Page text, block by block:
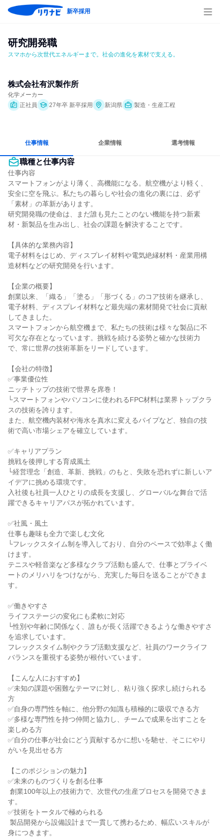
新卒採用
研究開発職
スマホから次世代エネルギーまで。社会の進化を素材で支える。
株式会社有沢製作所
化学メーカー
正社員
27年卒 新卒採用 新潟県 製造・生産工程
仕事情報 企業情報 選考情報
職種と仕事内容
仕事内容
スマートフォンがより薄く、高機能になる。航空機がより軽く、
安全に空を飛ぶ。私たちの暮らしや社会の進化の裏には、必ず
「素材」の革新があります。
研究開発職の使命は、まだ誰も見たことのない機能を持つ新素
材・新製品を生み出し、社会の課題を解決することです。
【具体的な業務内容】
電子材料をはじめ、ディスプレイ材料や電気絶縁材料・産業用構
造材料などの研究開発を行います。
【企業の概要】
創業以来、「織る」「塗る」「形づくる」のコア技術を継承し、
電子材料、ディスプレイ材料など最先端の素材開発で社会に貢献
してきました。
スマートフォンから航空機まで、私たちの技術は様々な製品に不
可欠な存在となっています。挑戦を続ける姿勢と確かな技術力
で、常に世界の技術革新をリードしています。
【会社の特徴】
✅事業優位性
ニッチトップの技術で世界を席巻！
└スマートフォンやパソコンに使われるFPC材料は業界トップクラ
スの技術を誇ります。
また、航空機内装材や海水を真水に変えるパイプなど、独自の技
術で高い市場シェアを確立しています。
✅キャリアプラン
挑戦を後押しする育成風土
└経営理念「創造、革新、挑戦」のもと、失敗を恐れずに新しいア
イデアに挑める環境です。
入社後も社員一人ひとりの成長を支援し、グローバルな舞台で活
躍できるキャリアパスが拓かれています。
✅社風・風土
仕事も趣味も全力で楽しむ文化
└フレックスタイム制を導入しており、自分のペースで効率よく働
けます。
テニスや軽音楽など多様なクラブ活動も盛んで、仕事とプライベ
ートのメリハリをつけながら、充実した毎日を送ることができま
す。
✅働きやすさ
ライフステージの変化にも柔軟に対応
└性別や年齢に関係なく、誰もが長く活躍できるような働きやすさ
を追求しています。
フレックスタイム制やクラブ活動支援など、社員のワークライフ
バランスを重視する姿勢が根付いています。
【こんな人におすすめ】
✅未知の課題や困難なテーマに対し、粘り強く探求し続けられる
方
✅自身の専門性を軸に、他分野の知識も積極的に吸収できる方
✅多様な専門性を持つ仲間と協力し、チームで成果を出すことを
楽しめる方
✅自分の仕事が社会にどう貢献するかに想いを馳せ、そこにやり
がいを見出せる方
【このポジションの魅力】
✅未来のものづくりを創る仕事
す。
✅技術をトータルで極められる
身につきます。